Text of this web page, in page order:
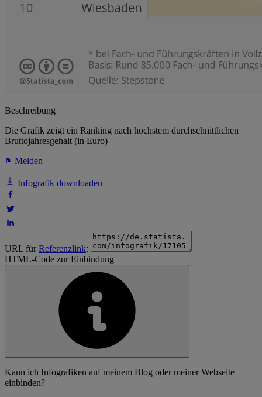
Beschreibung
Die Grafik zeigt ein Ranking nach höchstem durchschnittlichen
Bruttojahresgehalt (in Euro)
Melden
Infografik downloaden
URL fürReferenzlink:
HTML-Code zur Einbindung
Kann ich Infografiken auf meinem Blog oder meiner Webseite
einbinden?